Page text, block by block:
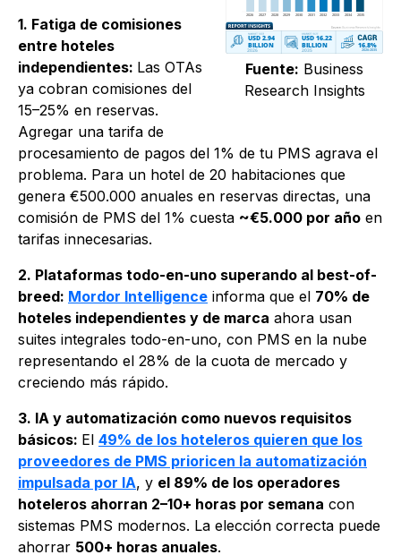
Fuente: Business
Research Insights
1. Fatiga de comisiones
entre hoteles
independientes: Las OTAs
ya cobran comisiones del
15–25% en reservas.
Agregar una tarifa de
procesamiento de pagos del 1% de tu PMS agrava el
problema. Para un hotel de 20 habitaciones que
genera €500.000 anuales en reservas directas, una
comisión de PMS del 1% cuesta ~€5.000 por año en
tarifas innecesarias.
2. Plataformas todo-en-uno superando al best-of-
breed: Mordor Intelligence informa que el 70% de
hoteles independientes y de marca ahora usan
suites integrales todo-en-uno, con PMS en la nube
representando el 28% de la cuota de mercado y
creciendo más rápido.
3. IA y automatización como nuevos requisitos
básicos: El 49% de los hoteleros quieren que los
proveedores de PMS prioricen la automatización
impulsada por IA, y el 89% de los operadores
hoteleros ahorran 2–10+ horas por semana con
sistemas PMS modernos. La elección correcta puede
ahorrar 500+ horas anuales.